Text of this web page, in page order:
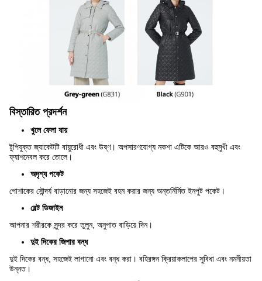
বিস্তারিত প্রদর্শন
খুলে ফেলা যায়
টুপিযুক্ত জ্যাকেটটি বায়ুরোধী এবং উষ্ণ। অপসারণযোগ্য নকশা এটিকে আরও বহুমুখী এবং
ফ্যাশনেবল করে তোলে।
অদৃশ্য পকেট
পোশাকের সৌন্দর্য বাড়ানোর জন্য সহজেই বহন করার জন্য অন্তর্নির্মিত ইনপুট পকেট।
বেল্ট ডিজাইন
আপনার শরীরকে সুন্দর করে তুলুন, অনুপাত বাড়িয়ে দিন।
দুই দিকের জিপার বন্ধ
দুই দিকের বন্ধ, সহজেই লাগানো এবং বন্ধ করা। বহিরঙ্গন ক্রিয়াকলাপের সুবিধা এবং নমনীয়তা
উন্নত।